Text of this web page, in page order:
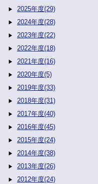
2025年度(29)
2024年度(28)
2023年度(22)
2022年度(18)
2021年度(16)
2020年度(5)
2019年度(33)
2018年度(31)
2017年度(40)
2016年度(45)
2015年度(24)
2014年度(38)
2013年度(26)
2012年度(24)